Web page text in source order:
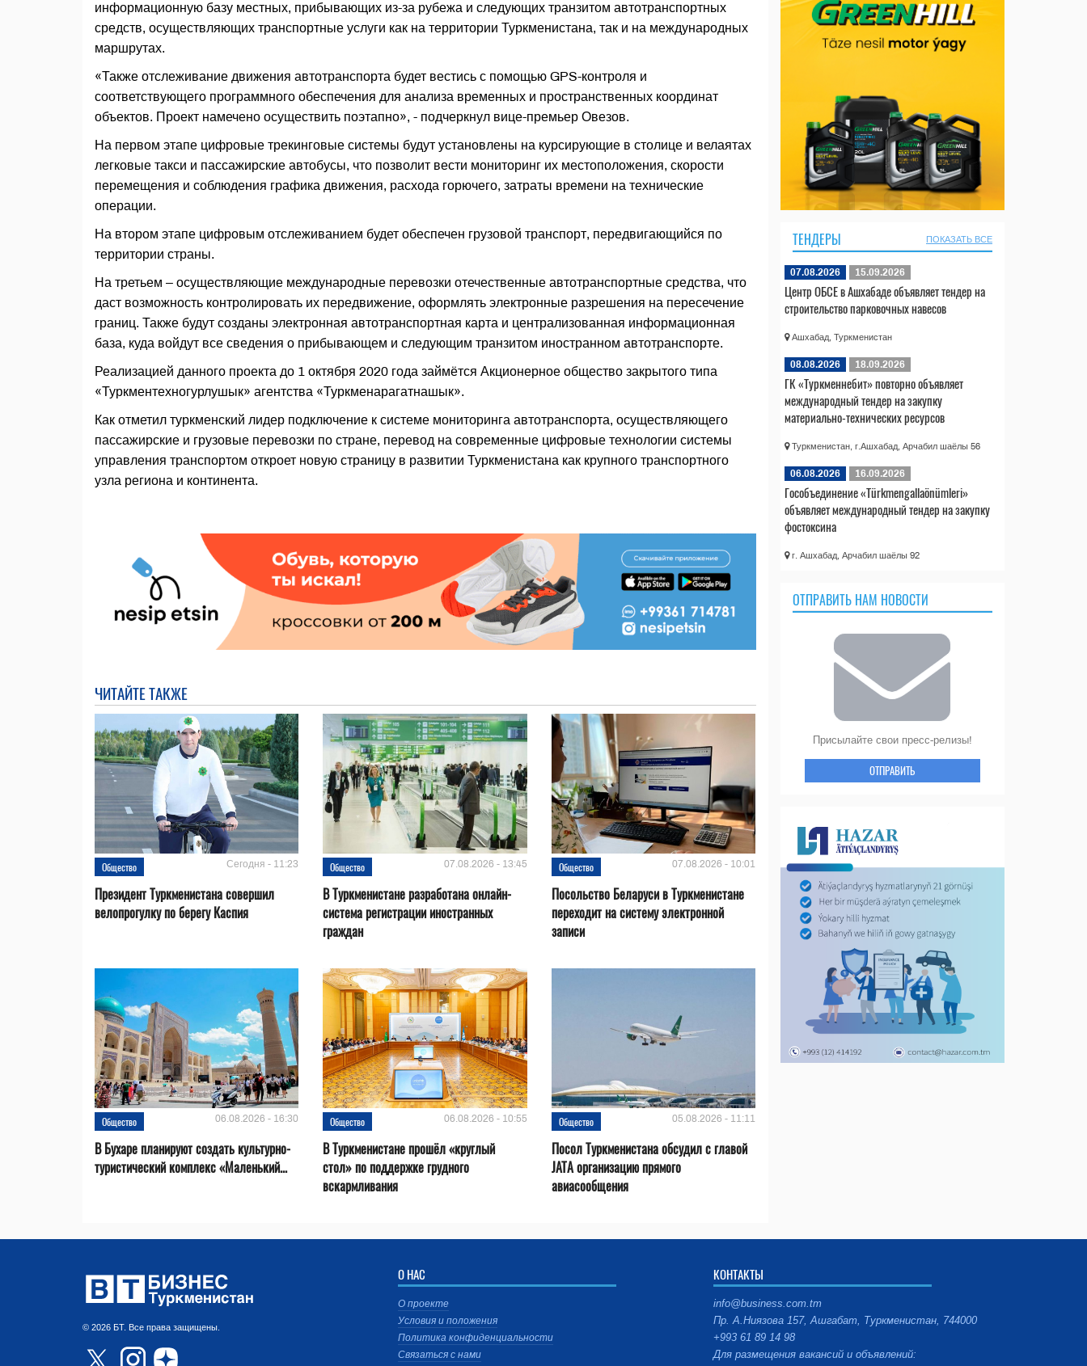
информационную базу местных, прибывающих из-за рубежа и следующих транзитом автотранспортных
средств, осуществляющих транспортные услуги как на территории Туркменистана, так и на международных
маршрутах.
«Также отслеживание движения автотранспорта будет вестись с помощью GPS-контроля и
соответствующего программного обеспечения для анализа временных и пространственных координат
объектов. Проект намечено осуществить поэтапно», - подчеркнул вице-премьер Овезов.
На первом этапе цифровые трекинговые системы будут установлены на курсирующие в столице и велаятах
легковые такси и пассажирские автобусы, что позволит вести мониторинг их местоположения, скорости
перемещения и соблюдения графика движения, расхода горючего, затраты времени на технические
операции.
На втором этапе цифровым отслеживанием будет обеспечен грузовой транспорт, передвигающийся по
территории страны.
На третьем – осуществляющие международные перевозки отечественные автотранспортные средства, что
даст возможность контролировать их передвижение, оформлять электронные разрешения на пересечение
границ. Также будут созданы электронная автотранспортная карта и централизованная информационная
база, куда войдут все сведения о прибывающем и следующим транзитом иностранном автотранспорте.
Реализацией данного проекта до 1 октября 2020 года займётся Акционерное общество закрытого типа
«Туркментехногурлушык» агентства «Туркменарагатнашык».
Как отметил туркменский лидер подключение к системе мониторинга автотранспорта, осуществляющего
пассажирские и грузовые перевозки по стране, перевод на современные цифровые технологии системы
управления транспортом откроет новую страницу в развитии Туркменистана как крупного транспортного
узла региона и континента.
ЧИТАЙТЕ ТАКЖЕ
Общество Сегодня - 11:23
Президент Туркменистана совершил
велопрогулку по берегу Каспия
Общество 07.08.2026 - 13:45
В Туркменистане разработана онлайн-
система регистрации иностранных
граждан
Общество 07.08.2026 - 10:01
Посольство Беларуси в Туркменистане
переходит на систему электронной
записи
Общество 06.08.2026 - 16:30
В Бухаре планируют создать культурно-
туристический комплекс «Маленький...
Общество 06.08.2026 - 10:55
В Туркменистане прошёл «круглый
стол» по поддержке грудного
вскармливания
Общество 05.08.2026 - 11:11
Посол Туркменистана обсудил с главой
JATA организацию прямого
авиасообщения
ТЕНДЕРЫ ПОКАЗАТЬ ВСЕ
07.08.2026 15.09.2026
Центр ОБСЕ в Ашхабаде объявляет тендер на
строительство парковочных навесов
Ашхабад, Туркменистан
08.08.2026 18.09.2026
ГК «Туркменнебит» повторно объявляет
международный тендер на закупку
материально-технических ресурсов
Туркменистан, г.Ашхабад, Арчабил шаёлы 56
06.08.2026 16.09.2026
Гособъединение «Türkmengallaönümleri»
объявляет международный тендер на закупку
фостоксина
г. Ашхабад, Арчабил шаёлы 92
ОТПРАВИТЬ НАМ НОВОСТИ
Присылайте свои пресс-релизы!
ОТПРАВИТЬ
© 2026 БТ. Все права защищены.
О НАС
О проекте
Условия и положения
Политика конфиденциальности
Связаться с нами
КОНТАКТЫ
info@business.com.tm
Пр. А.Ниязова 157, Ашгабат, Туркменистан, 744000
+993 61 89 14 98
Для размещения вакансий и объявлений: